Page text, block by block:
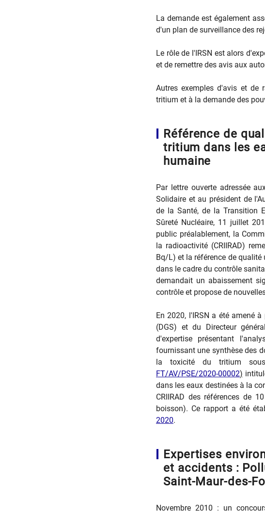
La demande est également
d'un plan de surveillance des
Le rôle de l'IRSN est alors
et de remettre des avis aux
Autres exemples d'avis et de
tritium et à la demande des
Référence de
tritium dans les
humaine
Par lettre ouverte adressée
Solidaire et au président de
de la Santé, de la Transition
Sûreté Nucléaire, 11 juillet
public préalablement, la
la radioactivité (CRIIRAD)
Bq/L) et la référence de
dans le cadre du contrôle
demandait un abaissement
contrôle et propose de
En 2020, l'IRSN a été amené
(DGS) et du Directeur
d'expertise présentant
fournissant une synthèse des
la toxicité du tritium
FT/AV/PSE/2020-00002)
dans les eaux destinées à la
CRIIRAD des références de
boisson). Ce rapport a été
2020.
Expertises
et accidents :
Saint-Maur-des-
Novembre 2010 : un